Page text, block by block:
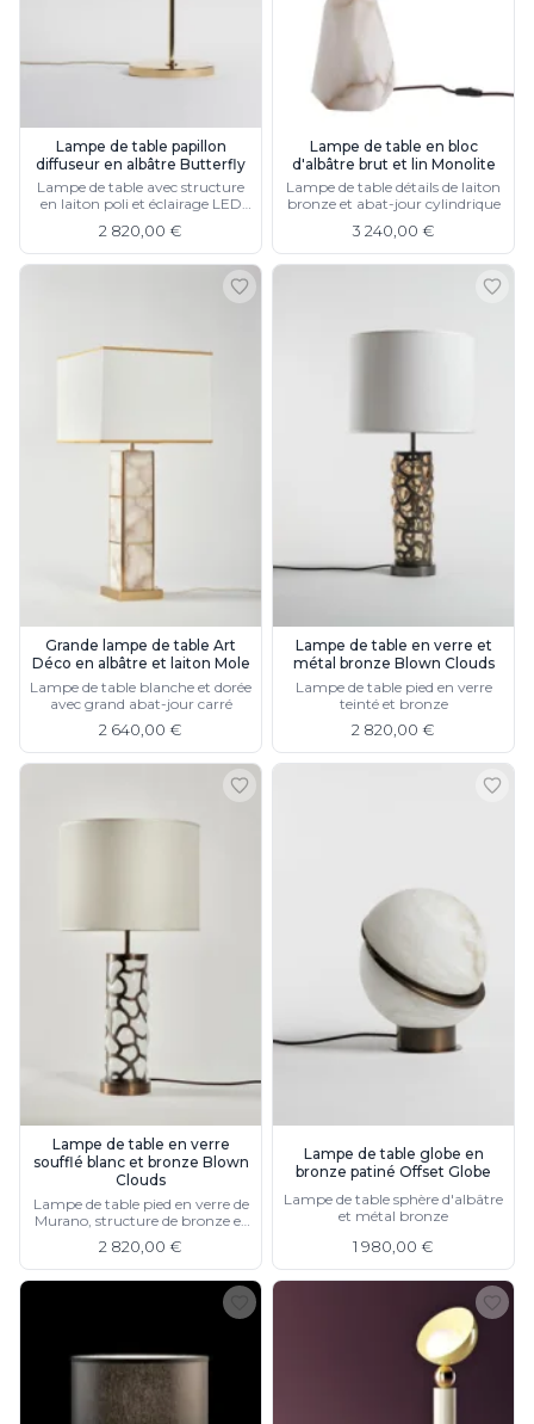
Lampe de table papillon
diffuseur en albâtre Butterfly
Lampe de table avec structure
en laiton poli et éclairage LED
2 820,00 €
Lampe de table en bloc
d'albâtre brut et lin Monolite
Lampe de table détails de laiton
bronze et abat-jour cylindrique
3 240,00 €
Grande lampe de table Art
Déco en albâtre et laiton Mole
Lampe de table blanche et dorée
avec grand abat-jour carré
2 640,00 €
Lampe de table en verre et
métal bronze Blown Clouds
Lampe de table pied en verre
teinté et bronze
2 820,00 €
Lampe de table en verre
soufflé blanc et bronze Blown
Clouds
Lampe de table pied en verre de
Murano, structure de bronze et
2 820,00 €
Lampe de table globe en
bronze patiné Offset Globe
Lampe de table sphère d'albâtre
et métal bronze
1 980,00 €